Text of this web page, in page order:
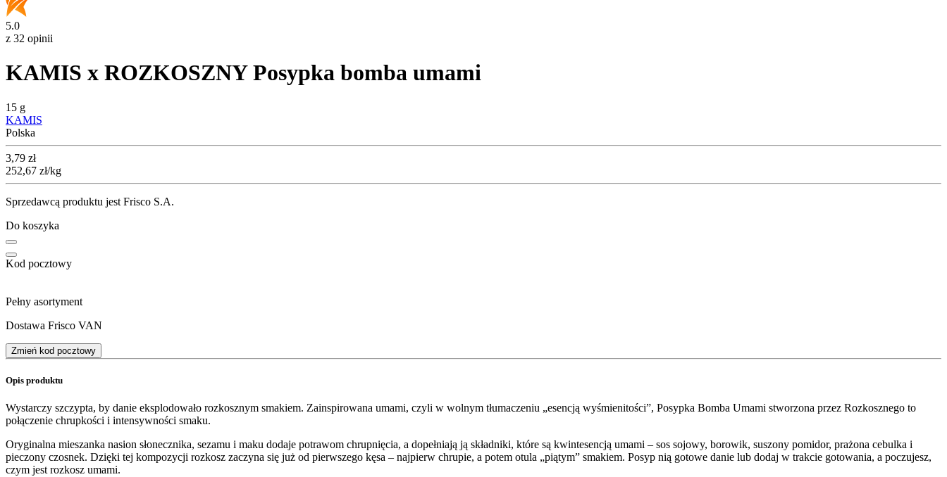
5.0
z 32 opinii
KAMIS x ROZKOSZNY Posypka bomba umami
15 g
KAMIS
Polska
Cena
3,79 zł
252,67 zł/kg
Sprzedawcą produktu jest Frisco S.A.
Do koszyka
Kod pocztowy
Pełny asortyment
Dostawa Frisco VAN
Zmień kod pocztowy
Opis produktu
Wystarczy szczypta, by danie eksplodowało rozkosznym smakiem. Zainspirowana umami, czyli w wolnym tłumaczeniu „esencją wyśmienitości”, Posypka Bomba Umami stworzona przez Rozkosznego to
połączenie chrupkości i intensywności smaku.
Oryginalna mieszanka nasion słonecznika, sezamu i maku dodaje potrawom chrupnięcia, a dopełniają ją składniki, które są kwintesencją umami – sos sojowy, borowik, suszony pomidor, prażona cebulka i
pieczony czosnek. Dzięki tej kompozycji rozkosz zaczyna się już od pierwszego kęsa – najpierw chrupie, a potem otula „piątym” smakiem. Posyp nią gotowe danie lub dodaj w trakcie gotowania, a poczujesz,
czym jest rozkosz umami.